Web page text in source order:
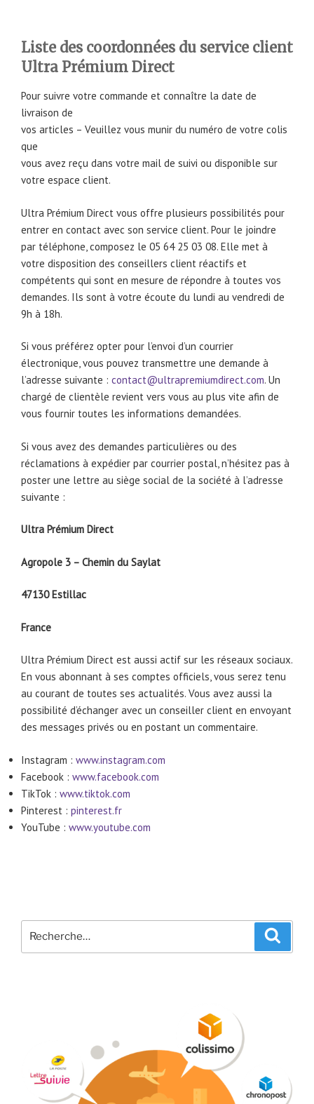
Liste des coordonnées du service client
Ultra Prémium Direct
Pour suivre votre commande et connaître la date de
livraison de
vos articles – Veuillez vous munir du numéro de votre colis
que
vous avez reçu dans votre mail de suivi ou disponible sur
votre espace client.
Ultra Prémium Direct vous offre plusieurs possibilités pour
entrer en contact avec son service client. Pour le joindre
par téléphone, composez le 05 64 25 03 08. Elle met à
votre disposition des conseillers client réactifs et
compétents qui sont en mesure de répondre à toutes vos
demandes. Ils sont à votre écoute du lundi au vendredi de
9h à 18h.
Si vous préférez opter pour l’envoi d’un courrier
électronique, vous pouvez transmettre une demande à
l’adresse suivante : contact@ultrapremiumdirect.com. Un
chargé de clientèle revient vers vous au plus vite afin de
vous fournir toutes les informations demandées.
Si vous avez des demandes particulières ou des
réclamations à expédier par courrier postal, n’hésitez pas à
poster une lettre au siège social de la société à l’adresse
suivante :
Ultra Prémium Direct
Agropole 3 – Chemin du Saylat
47130 Estillac
France
Ultra Prémium Direct est aussi actif sur les réseaux sociaux.
En vous abonnant à ses comptes officiels, vous serez tenu
au courant de toutes ses actualités. Vous avez aussi la
possibilité d’échanger avec un conseiller client en envoyant
des messages privés ou en postant un commentaire.
Instagram : www.instagram.com
Facebook : www.facebook.com
TikTok : www.tiktok.com
Pinterest : pinterest.fr
YouTube : www.youtube.com
pour